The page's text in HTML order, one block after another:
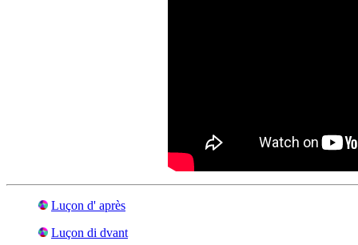
Luçon d' après
Luçon di dvant